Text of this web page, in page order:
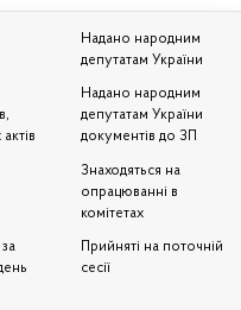
Надано народним
депутатам України
Надано народним
депутатам України
документів до ЗП
Знаходяться на
опрацюванні в
комітетах
Прийняті на поточній
сесії